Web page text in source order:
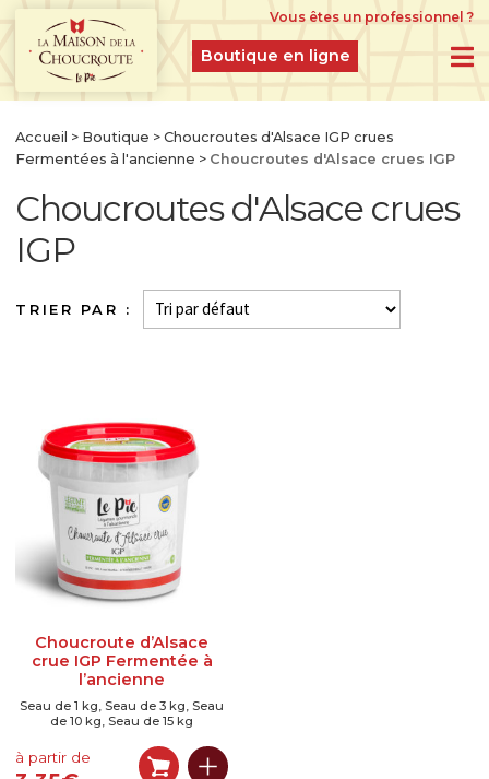
Vous êtes un professionnel ?
Boutique en ligne
BOUTIQUE EN LIGNE
IDÉES CADEAUX
CHOUCROUTES D’ALSACE IGP CRUES
FERMENTÉES À L’ANCIENNE
LÉGUMES GASTRONOMIQUES NATURES
LÉGUMES GASTRONOMIQUES CUISINÉS
LÉGUMES BRUTS
SPÉCIALITÉS SALÉES
SPÉCIALITÉS SUCRÉES
BOISSONS
LIBRAIRIE
AUTRES SOUVENIRS D’ALSACE
Accueil > Boutique >Choucroutes d'Alsace IGP crues
Fermentées à l'ancienne > Choucroutes d'Alsace crues IGP
Choucroutes d'Alsace crues
IGP
Choucroute d’Alsace
crue IGP Fermentée à
l’ancienne
Seau de 1 kg, Seau de 3 kg, Seau
de 10 kg, Seau de 15 kg
à partir de